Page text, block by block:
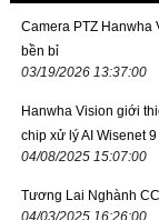
Camera PTZ Hanwha
bền bỉ
03/19/2026 13:37:00
Hanwha Vision giới
chip xử lý AI Wisenet 9
04/08/2025 15:07:00
Tương Lai Nghành